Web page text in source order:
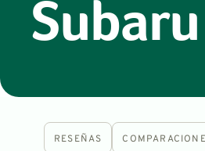
RESEÑAS